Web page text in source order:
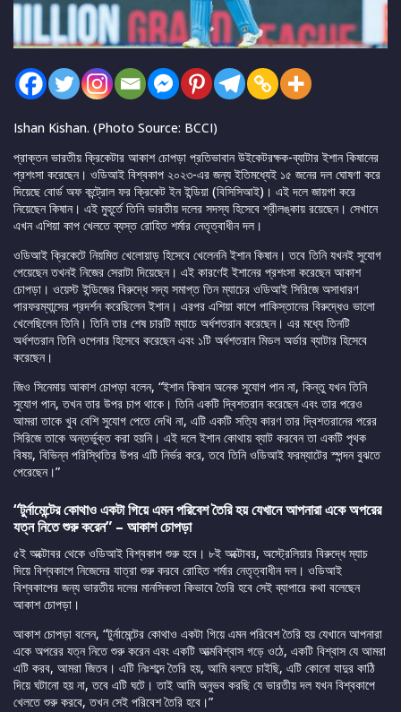
Ishan Kishan. (Photo Source: BCCI)
প্রাক্তন ভারতীয় ক্রিকেটার আকাশ চোপড়া প্রতিভাবান উইকেটরক্ষক-ব্যাটার ইশান কিষানের
প্রশংসা করেছেন। ওডিআই বিশ্বকাপ ২০২৩-এর জন্য ইতিমধ্যেই ১৫ জনের দল ঘোষণা করে
দিয়েছে বোর্ড অফ কন্ট্রোল ফর ক্রিকেট ইন ইন্ডিয়া (বিসিসিআই)। এই দলে জায়গা করে
নিয়েছেন কিষান। এই মুহূর্তে তিনি ভারতীয় দলের সদস্য হিসেবে শ্রীলঙ্কায় রয়েছেন। সেখানে
এখন এশিয়া কাপ খেলতে ব্যস্ত রোহিত শর্মার নেতৃত্বাধীন দল।
ওডিআই ক্রিকেটে নিয়মিত খেলোয়াড় হিসেবে খেলেননি ইশান কিষান। তবে তিনি যখনই সুযোগ
পেয়েছেন তখনই নিজের সেরাটা দিয়েছেন। এই কারণেই ইশানের প্রশংসা করেছেন আকাশ
চোপড়া। ওয়েস্ট ইন্ডিজের বিরুদ্ধে সদ্য সমাপ্ত তিন ম্যাচের ওডিআই সিরিজে অসাধারণ
পারফরম্যান্সের প্রদর্শন করেছিলেন ইশান। এরপর এশিয়া কাপে পাকিস্তানের বিরুদ্ধেও ভালো
খেলেছিলেন তিনি। তিনি তার শেষ চারটি ম্যাচে অর্ধশতরান করেছেন। এর মধ্যে তিনটি
অর্ধশতরান তিনি ওপেনার হিসেবে করেছেন এবং ১টি অর্ধশতরান মিডল অর্ডার ব্যাটার হিসেবে
করেছেন।
জিও সিনেমায় আকাশ চোপড়া বলেন, “ইশান কিষান অনেক সুযোগ পান না, কিন্তু যখন তিনি
সুযোগ পান, তখন তার উপর চাপ থাকে। তিনি একটি দ্বিশতরান করেছেন এবং তার পরেও
আমরা তাকে খুব বেশি সুযোগ পেতে দেখি না, এটি একটি সত্যি কারণ তার দ্বিশতরানের পরের
সিরিজে তাকে অন্তর্ভুক্ত করা হয়নি। এই দলে ইশান কোথায় ব্যাট করবেন তা একটি পৃথক
বিষয়, বিভিন্ন পরিস্থিতির উপর এটি নির্ভর করে, তবে তিনি ওডিআই ফরম্যাটের স্পন্দন বুঝতে
পেরেছেন।”
“টুর্নামেন্টের কোথাও একটা গিয়ে এমন পরিবেশ তৈরি হয় যেখানে আপনারা একে অপরের
যত্ন নিতে শুরু করেন” – আকাশ চোপড়া
৫ই অক্টোবর থেকে ওডিআই বিশ্বকাপ শুরু হবে। ৮ই অক্টোবর, অস্ট্রেলিয়ার বিরুদ্ধে ম্যাচ
দিয়ে বিশ্বকাপে নিজেদের যাত্রা শুরু করবে রোহিত শর্মার নেতৃত্বাধীন দল। ওডিআই
বিশ্বকাপের জন্য ভারতীয় দলের মানসিকতা কিভাবে তৈরি হবে সেই ব্যাপারে কথা বলেছেন
আকাশ চোপড়া।
আকাশ চোপড়া বলেন, “টুর্নামেন্টের কোথাও একটা গিয়ে এমন পরিবেশ তৈরি হয় যেখানে আপনারা
একে অপরের যত্ন নিতে শুরু করেন এবং একটি আত্মবিশ্বাস গড়ে ওঠে, একটি বিশ্বাস যে আমরা
এটি করব, আমরা জিতব। এটি নিঃশব্দে তৈরি হয়, আমি বলতে চাইছি, এটি কোনো যাদুর কাঠি
দিয়ে ঘটানো হয় না, তবে এটি ঘটে। তাই আমি অনুভব করছি যে ভারতীয় দল যখন বিশ্বকাপে
খেলতে শুরু করবে, তখন সেই পরিবেশ তৈরি হবে।”